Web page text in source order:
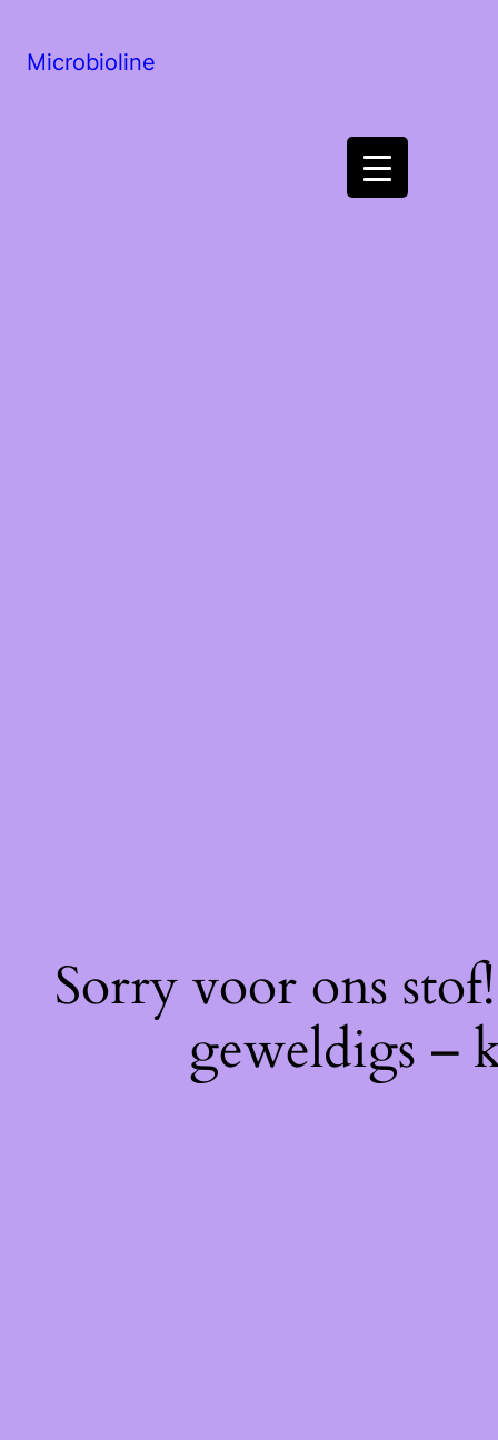
Microbioline
Sorry voor ons
geweldigs –